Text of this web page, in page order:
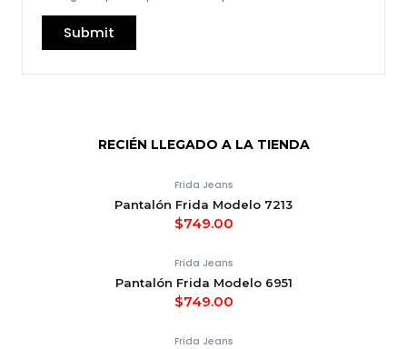
RECIÉN LLEGADO A LA TIENDA
Frida Jeans
Pantalón Frida Modelo 7213
$749.00
Frida Jeans
Pantalón Frida Modelo 6951
$749.00
Frida Jeans